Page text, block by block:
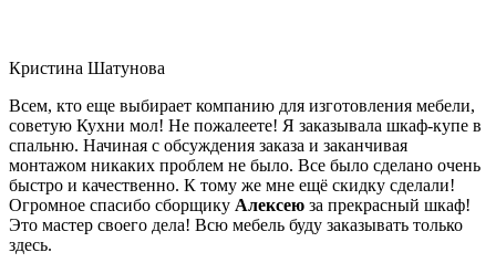
Кристина Шатунова
Всем, кто еще выбирает компанию для изготовления мебели,
советую Кухни мол! Не пожалеете! Я заказывала шкаф-купе в
спальню. Начиная с обсуждения заказа и заканчивая
монтажом никаких проблем не было. Все было сделано очень
быстро и качественно. К тому же мне ещё скидку сделали!
Огромное спасибо сборщику Алексею за прекрасный шкаф!
Это мастер своего дела! Всю мебель буду заказывать только
здесь.